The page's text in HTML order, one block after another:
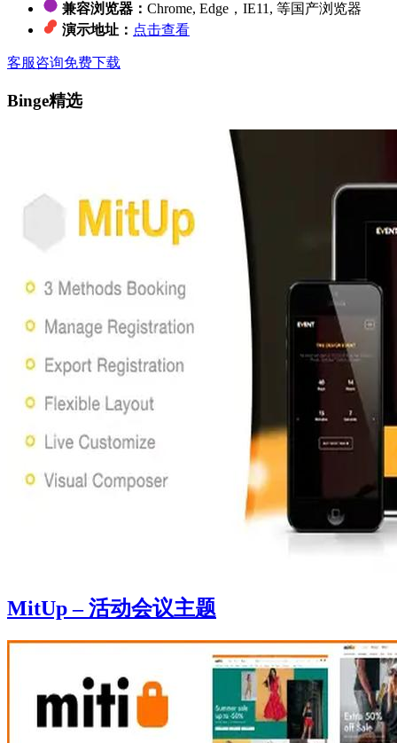
兼容浏览器： Chrome, Edge，IE11, 等国产浏览器
演示地址： 点击查看
客服咨询免费下载
Binge精选
MitUp – 活动会议主题